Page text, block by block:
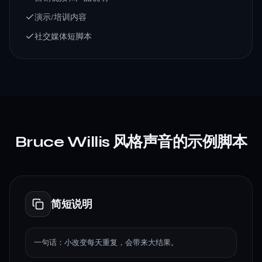
演示/培训内容
社交媒体短脚本
Bruce Willis 风格声音的示例脚本
简短说明
一句话：小改变每天重复，会带来大结果。